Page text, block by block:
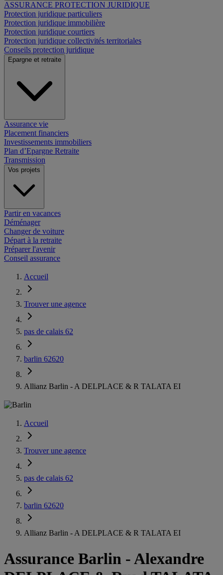
ASSURANCE PROTECTION JURIDIQUE
Protection juridique particuliers
Protection juridique immobilière
Protection juridique courtiers
Protection juridique collectivités territoriales
Conseils protection juridique
Epargne et retraite
Assurance vie
Placement financiers
Investissements immobiliers
Plan d’Epargne Retraite
Transmission
Vos projets
Partir en vacances
Déménager
Changer de voiture
Départ à la retraite
Préparer l'avenir
Conseil assurance
Accueil
Trouver une agence
pas de calais 62
barlin 62620
Allianz Barlin - A DELPLACE & R TALATA EI
Accueil
Trouver une agence
pas de calais 62
barlin 62620
Allianz Barlin - A DELPLACE & R TALATA EI
Assurance Barlin -Alexandre